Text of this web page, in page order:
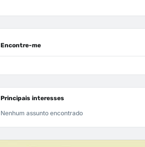
Encontre-me
Principais interesses
Nenhum assunto encontrado